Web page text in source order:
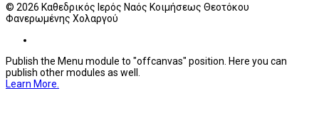
© 2026 Καθεδρικός Ιερός Ναός Κοιμήσεως Θεοτόκου
Φανερωμένης Χολαργού
Publish the Menu module to "offcanvas" position. Here you can
publish other modules as well.
Learn More.